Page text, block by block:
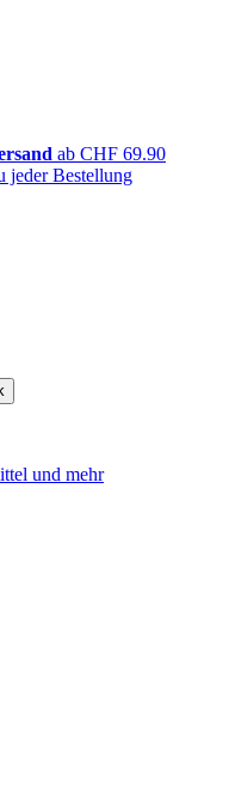
ab CHF 69.90
jeder Bestellung
und mehr